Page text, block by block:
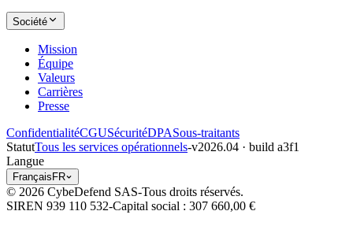
Société
Mission
Équipe
Valeurs
Carrières
Presse
ConfidentialitéCGUSécuritéDPASous-traitants
StatutTous les services opérationnels-v2026.04 · build a3f1
Langue
Français FR
© 2026 CybeDefend SAS-Tous droits réservés.
SIREN 939 110 532-Capital social : 307 660,00 €